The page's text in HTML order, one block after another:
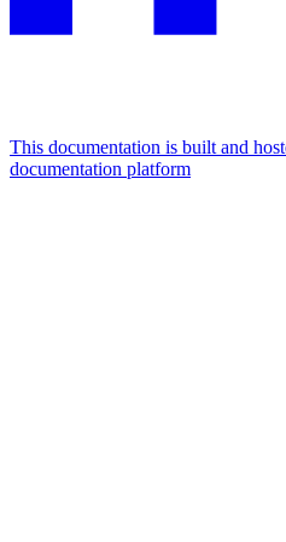
This documentation is built and
documentation platform